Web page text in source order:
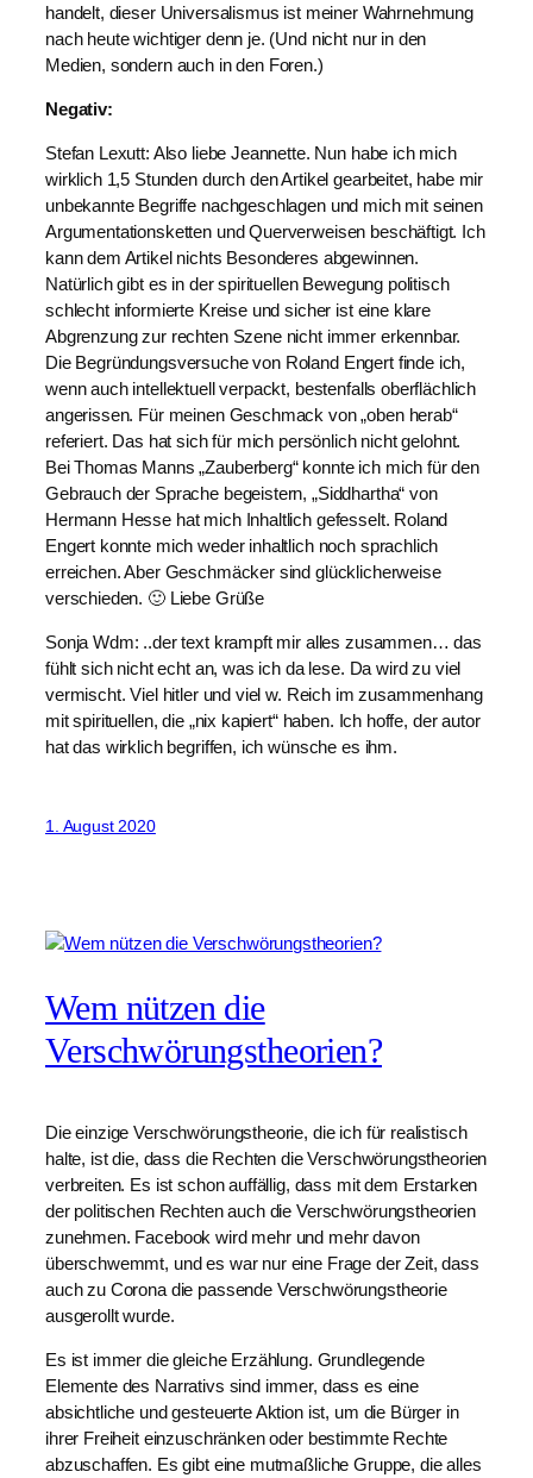
handelt, dieser Universalismus ist meiner Wahrnehmung
nach heute wichtiger denn je. (Und nicht nur in den
Medien, sondern auch in den Foren.)
Negativ:
Stefan Lexutt: Also liebe Jeannette. Nun habe ich mich
wirklich 1,5 Stunden durch den Artikel gearbeitet, habe mir
unbekannte Begriffe nachgeschlagen und mich mit seinen
Argumentationsketten und Querverweisen beschäftigt. Ich
kann dem Artikel nichts Besonderes abgewinnen.
Natürlich gibt es in der spirituellen Bewegung politisch
schlecht informierte Kreise und sicher ist eine klare
Abgrenzung zur rechten Szene nicht immer erkennbar.
Die Begründungsversuche von Roland Engert finde ich,
wenn auch intellektuell verpackt, bestenfalls oberflächlich
angerissen. Für meinen Geschmack von „oben herab“
referiert. Das hat sich für mich persönlich nicht gelohnt.
Bei Thomas Manns „Zauberberg“ konnte ich mich für den
Gebrauch der Sprache begeistern, „Siddhartha“ von
Hermann Hesse hat mich Inhaltlich gefesselt. Roland
Engert konnte mich weder inhaltlich noch sprachlich
erreichen. Aber Geschmäcker sind glücklicherweise
verschieden. 🙂 Liebe Grüße
Sonja Wdm: ..der text krampft mir alles zusammen… das
fühlt sich nicht echt an, was ich da lese. Da wird zu viel
vermischt. Viel hitler und viel w. Reich im zusammenhang
mit spirituellen, die „nix kapiert“ haben. Ich hoffe, der autor
hat das wirklich begriffen, ich wünsche es ihm.
1. August 2020
Wem nützen die
Verschwörungstheorien?
Die einzige Verschwörungstheorie, die ich für realistisch
halte, ist die, dass die Rechten die Verschwörungstheorien
verbreiten. Es ist schon auffällig, dass mit dem Erstarken
der politischen Rechten auch die Verschwörungstheorien
zunehmen. Facebook wird mehr und mehr davon
überschwemmt, und es war nur eine Frage der Zeit, dass
auch zu Corona die passende Verschwörungstheorie
ausgerollt wurde.
Es ist immer die gleiche Erzählung. Grundlegende
Elemente des Narrativs sind immer, dass es eine
absichtliche und gesteuerte Aktion ist, um die Bürger in
ihrer Freiheit einzuschränken oder bestimmte Rechte
abzuschaffen. Es gibt eine mutmaßliche Gruppe, die alles